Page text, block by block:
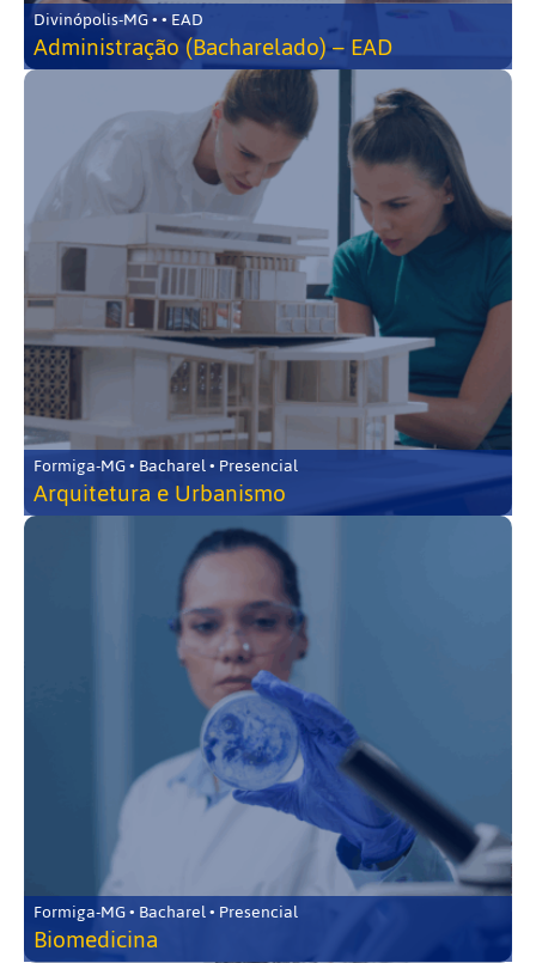
Divinópolis-MG • • EAD
Administração (Bacharelado) – EAD
Formiga-MG • Bacharel • Presencial
Arquitetura e Urbanismo
Formiga-MG • Bacharel • Presencial
Biomedicina